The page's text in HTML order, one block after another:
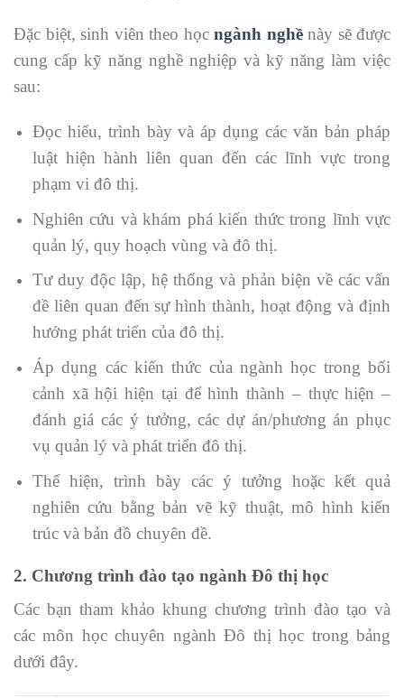
Đặc biệt, sinh viên theo học ngành nghềnày sẽ được
cung cấp kỹ năng nghề nghiệp và kỹ năng làm việc
sau:
Đọc hiểu, trình bày và áp dụng các văn bản pháp
luật hiện hành liên quan đến các lĩnh vực trong
phạm vi đô thị.
Nghiên cứu và khám phá kiến thức trong lĩnh vực
quản lý, quy hoạch vùng và đô thị.
Tư duy độc lập, hệ thống và phản biện về các vấn
đề liên quan đến sự hình thành, hoạt động và định
hướng phát triển của đô thị.
Áp dụng các kiến thức của ngành học trong bối
cảnh xã hội hiện tại để hình thành – thực hiện –
đánh giá các ý tưởng, các dự án/phương án phục
vụ quản lý và phát triển đô thị.
Thể hiện, trình bày các ý tưởng hoặc kết quả
nghiên cứu bằng bản vẽ kỹ thuật, mô hình kiến
trúc và bản đồ chuyên đề.
2. Chương trình đào tạo ngành Đô thị học
Các bạn tham khảo khung chương trình đào tạo và
các môn học chuyên ngành Đô thị học trong bảng
dưới đây.